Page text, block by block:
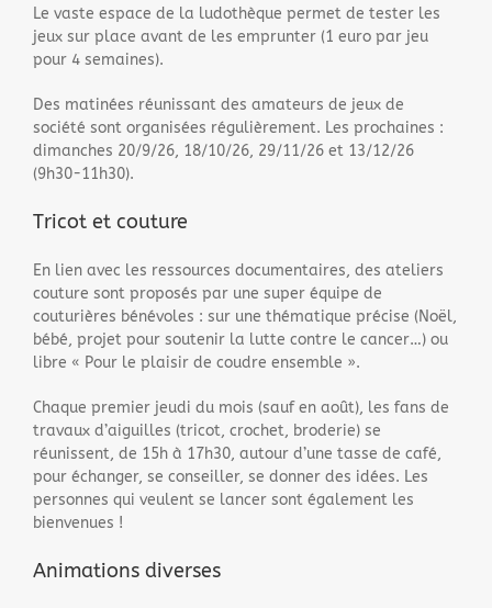
Le vaste espace de la ludothèque permet de tester les
jeux sur place avant de les emprunter (1 euro par jeu
pour 4 semaines).
Des matinées réunissant des amateurs de jeux de
société sont organisées régulièrement. Les prochaines :
dimanches 20/9/26, 18/10/26, 29/11/26 et 13/12/26
(9h30-11h30).
Tricot et couture
En lien avec les ressources documentaires, des ateliers
couture sont proposés par une super équipe de
couturières bénévoles : sur une thématique précise (Noël,
bébé, projet pour soutenir la lutte contre le cancer…) ou
libre « Pour le plaisir de coudre ensemble ».
Chaque premier jeudi du mois (sauf en août), les fans de
travaux d’aiguilles (tricot, crochet, broderie) se
réunissent, de 15h à 17h30, autour d’une tasse de café,
pour échanger, se conseiller, se donner des idées. Les
personnes qui veulent se lancer sont également les
bienvenues !
Animations diverses